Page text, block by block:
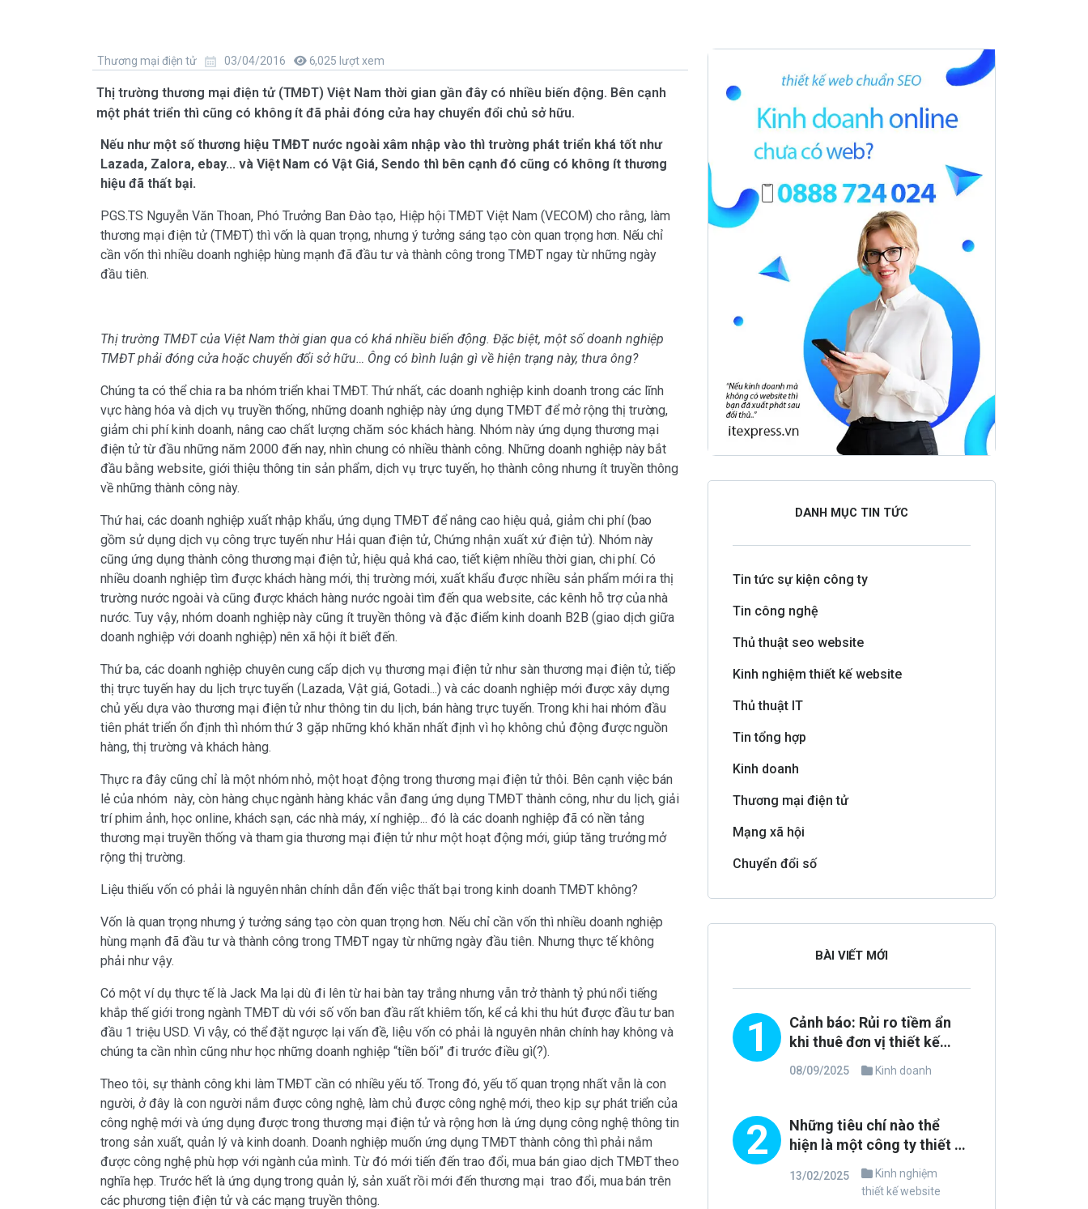
Thương mại điện tử 03/04/2016 6,025 lượt xem
Thị trường thương mại điện tử (TMĐT) Việt Nam thời gian gần đây có nhiều biến động. Bên cạnh
một phát triển thì cũng có không ít đã phải đóng cửa hay chuyển đổi chủ sở hữu.
Nếu như một số thương hiệu TMĐT nước ngoài xâm nhập vào thì trường phát triển khá tốt như
Lazada, Zalora, ebay... và Việt Nam có Vật Giá, Sendo thì bên cạnh đó cũng có không ít thương
hiệu đã thất bại.
PGS.TS Nguyễn Văn Thoan, Phó Trưởng Ban Đào tạo, Hiệp hội TMĐT Việt Nam (VECOM) cho rằng, làm
thương mại điện tử (TMĐT) thì vốn là quan trọng, nhưng ý tưởng sáng tạo còn quan trọng hơn. Nếu chỉ
cần vốn thì nhiều doanh nghiệp hùng mạnh đã đầu tư và thành công trong TMĐT ngay từ những ngày
đầu tiên.
Thị trường TMĐT của Việt Nam thời gian qua có khá nhiều biến động. Đặc biệt, một số doanh nghiệp
TMĐT phải đóng cửa hoặc chuyển đổi sở hữu… Ông có bình luận gì về hiện trạng này, thưa ông?
Chúng ta có thể chia ra ba nhóm triển khai TMĐT. Thứ nhất, các doanh nghiệp kinh doanh trong các lĩnh
vực hàng hóa và dịch vụ truyền thống, những doanh nghiệp này ứng dụng TMĐT để mở rộng thị trường,
giảm chi phí kinh doanh, nâng cao chất lượng chăm sóc khách hàng. Nhóm này ứng dụng thương mại
điện tử từ đầu những năm 2000 đến nay, nhìn chung có nhiều thành công. Những doanh nghiệp này bắt
đầu bằng website, giới thiệu thông tin sản phẩm, dịch vụ trực tuyến, họ thành công nhưng ít truyền thông
về những thành công này.
Thứ hai, các doanh nghiệp xuất nhập khẩu, ứng dụng TMĐT để nâng cao hiệu quả, giảm chi phí (bao
gồm sử dụng dịch vụ công trực tuyến như Hải quan điện tử, Chứng nhận xuất xứ điện tử). Nhóm này
cũng ứng dụng thành công thương mại điện tử, hiệu quả khá cao, tiết kiệm nhiều thời gian, chi phí. Có
nhiều doanh nghiệp tìm được khách hàng mới, thị trường mới, xuất khẩu được nhiều sản phẩm mới ra thị
trường nước ngoài và cũng được khách hàng nước ngoài tìm đến qua website, các kênh hỗ trợ của nhà
nước. Tuy vậy, nhóm doanh nghiệp này cũng ít truyền thông và đặc điểm kinh doanh B2B (giao dịch giữa
doanh nghiệp với doanh nghiệp) nên xã hội ít biết đến.
Thứ ba, các doanh nghiệp chuyên cung cấp dịch vụ thương mại điện tử như sàn thương mại điện tử, tiếp
thị trực tuyến hay du lịch trực tuyến (Lazada, Vật giá, Gotadi...) và các doanh nghiệp mới được xây dựng
chủ yếu dựa vào thương mại điện tử như thông tin du lịch, bán hàng trực tuyến. Trong khi hai nhóm đầu
tiên phát triển ổn định thì nhóm thứ 3 gặp những khó khăn nhất định vì họ không chủ động được nguồn
hàng, thị trường và khách hàng.
Thực ra đây cũng chỉ là một nhóm nhỏ, một hoạt động trong thương mại điện tử thôi. Bên cạnh việc bán
lẻ của nhóm này, còn hàng chục ngành hàng khác vẫn đang ứng dụng TMĐT thành công, như du lịch, giải
trí phim ảnh, học online, khách sạn, các nhà máy, xí nghiệp... đó là các doanh nghiệp đã có nền tảng
thương mại truyền thống và tham gia thương mại điện tử như một hoạt động mới, giúp tăng trưởng mở
rộng thị trường.
Liệu thiếu vốn có phải là nguyên nhân chính dẫn đến việc thất bại trong kinh doanh TMĐT không?
Vốn là quan trọng nhưng ý tưởng sáng tạo còn quan trọng hơn. Nếu chỉ cần vốn thì nhiều doanh nghiệp
hùng mạnh đã đầu tư và thành công trong TMĐT ngay từ những ngày đầu tiên. Nhưng thực tế không
phải như vậy.
Có một ví dụ thực tế là Jack Ma lại dù đi lên từ hai bàn tay trắng nhưng vẫn trở thành tỷ phú nổi tiếng
khắp thế giới trong ngành TMĐT dù với số vốn ban đầu rất khiêm tốn, kể cả khi thu hút được đầu tư ban
đầu 1 triệu USD. Vì vậy, có thể đặt ngược lại vấn đề, liệu vốn có phải là nguyên nhân chính hay không và
chúng ta cần nhìn cũng như học những doanh nghiệp “tiền bối” đi trước điều gì(?).
Theo tôi, sự thành công khi làm TMĐT cần có nhiều yếu tố. Trong đó, yếu tố quan trọng nhất vẫn là con
người, ở đây là con người nắm được công nghệ, làm chủ được công nghệ mới, theo kịp sự phát triển của
công nghệ mới và ứng dụng được trong thương mại điện tử và rộng hơn là ứng dụng công nghệ thông tin
trong sản xuất, quản lý và kinh doanh. Doanh nghiệp muốn ứng dụng TMĐT thành công thì phải nắm
được công nghệ phù hợp với ngành của mình. Từ đó mới tiến đến trao đổi, mua bán giao dịch TMĐT theo
nghĩa hẹp. Trước hết là ứng dụng trong quản lý, sản xuất rồi mới đến thương mại trao đổi, mua bán trên
các phương tiện điện tử và các mạng truyền thông.
DANH MỤC TIN TỨC
Tin tức sự kiện công ty
Tin công nghệ
Thủ thuật seo website
Kinh nghiệm thiết kế website
Thủ thuật IT
Tin tổng hợp
Kinh doanh
Thương mại điện tử
Mạng xã hội
Chuyển đổi số
BÀI VIẾT MỚI
1
Cảnh báo: Rủi ro tiềm ẩn
khi thuê đơn vị thiết kế
website không uy tín
08/09/2025 Kinh doanh
2
Những tiêu chí nào thể
hiện là một công ty thiết kế
website uy tín và chuyên
nghiệp?
13/02/2025
Kinh nghiệm
thiết kế website